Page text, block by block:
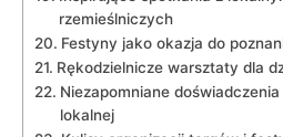
rzemieślniczych
Festyny jako okazja do
Rękodzielnicze warsztaty dla
Niezapomniane
lokalnej